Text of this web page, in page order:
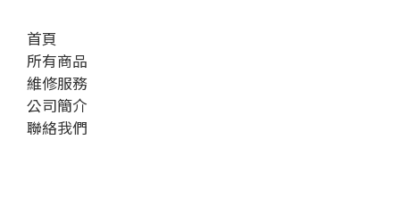
首頁
所有商品
維修服務
公司簡介
聯絡我們